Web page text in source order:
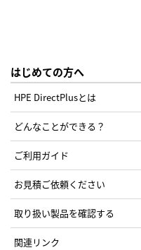
はじめての方へ
HPE DirectPlusとは
どんなことができる？
ご利用ガイド
お見積ご依頼ください
取り扱い製品を確認する
関連リンク